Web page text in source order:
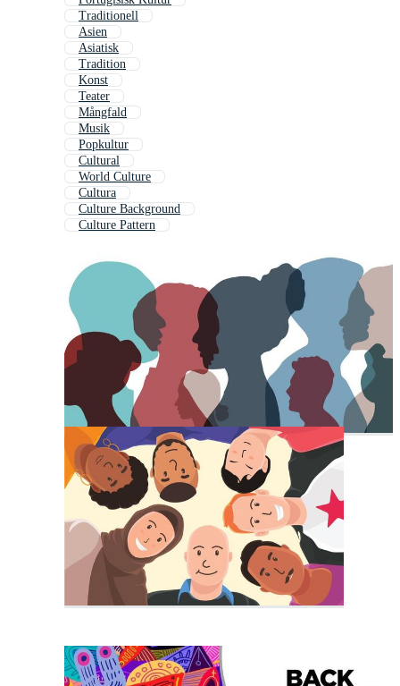
Traditionell
Asien
Asiatisk
Tradition
Konst
Teater
Mångfald
Musik
Popkultur
Cultural
World Culture
Cultura
Culture Background
Culture Pattern